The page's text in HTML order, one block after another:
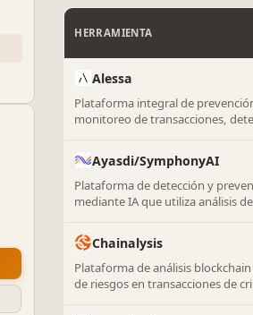
HERRAMIENTA
Alessa
Plataforma integral de
monitoreo de transacciones,
Ayasdi/SymphonyAI
Plataforma de detección y
mediante IA que utiliza análisis
Chainalysis
Plataforma de análisis
de riesgos en transacciones de